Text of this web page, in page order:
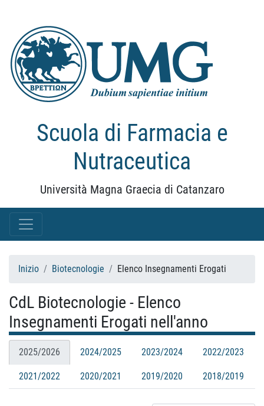
Scuola di Farmacia e
Nutraceutica
Università Magna Graecia di Catanzaro
Inizio Biotecnologie Elenco Insegnamenti Erogati
CdL Biotecnologie - Elenco
Insegnamenti Erogati nell'anno
2025/2026 2024/2025 2023/2024 2022/2023
2021/2022 2020/2021 2019/2020 2018/2019